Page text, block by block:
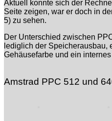
Aktuell konnte sich der
Seite zeigen, war er doch in
5) zu sehen.
Der Unterschied zwischen
lediglich der Speicherausbau,
Gehäusefarbe und ein
Amstrad PPC 512 und